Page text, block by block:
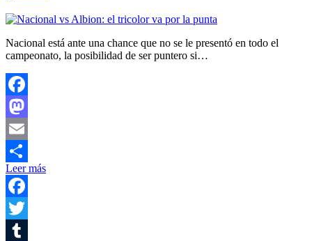
Nacional está ante una chance que no se le presentó en todo el
campeonato, la posibilidad de ser puntero si…
Facebook
Mastodon
Email
Compartir
Leer más
Facebook
Twitter